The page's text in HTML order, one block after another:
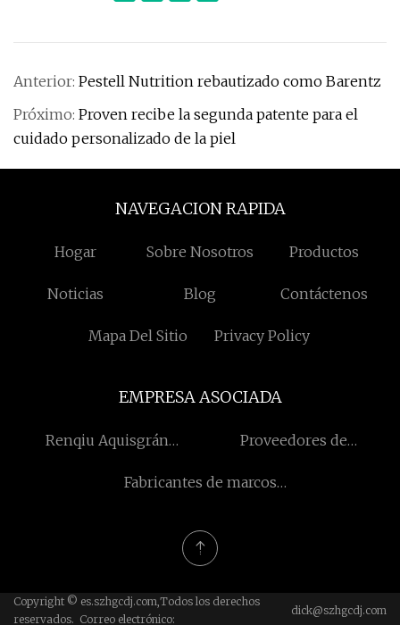
Anterior: Pestell Nutrition rebautizado como Barentz
Próximo: Proven recibe la segunda patente para el
cuidado personalizado de la piel
NAVEGACION RAPIDA
Hogar Sobre Nosotros Productos
Noticias Blog Contáctenos
Mapa Del Sitio Privacy Policy
EMPRESA ASOCIADA
Renqiu Aquisgrán
Proveedores de
Fabricantes de marcos
Copyright © es.szhgcdj.com,Todos los derechos
reservados. Correo electrónico:
dick@szhgcdj.com